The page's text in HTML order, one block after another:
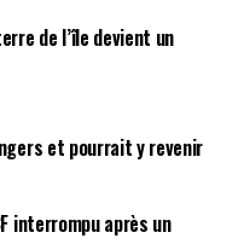
de l’île devient un
et pourrait y revenir
interrompu après un